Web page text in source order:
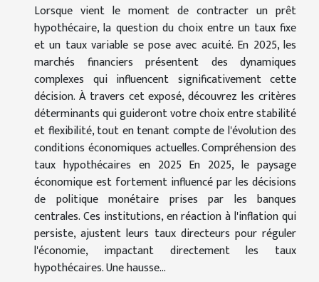
Lorsque vient le moment de contracter un prêt
hypothécaire, la question du choix entre un taux fixe
et un taux variable se pose avec acuité. En 2025, les
marchés financiers présentent des dynamiques
complexes qui influencent significativement cette
décision. À travers cet exposé, découvrez les critères
déterminants qui guideront votre choix entre stabilité
et flexibilité, tout en tenant compte de l'évolution des
conditions économiques actuelles. Compréhension des
taux hypothécaires en 2025 En 2025, le paysage
économique est fortement influencé par les décisions
de politique monétaire prises par les banques
centrales. Ces institutions, en réaction à l'inflation qui
persiste, ajustent leurs taux directeurs pour réguler
l'économie, impactant directement les taux
hypothécaires. Une hausse...